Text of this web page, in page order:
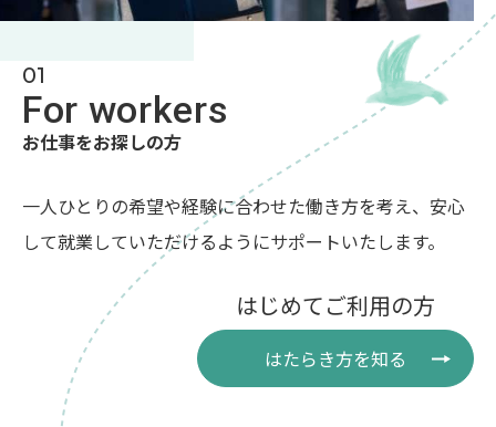
01
For workers
お仕事をお探しの方
一人ひとりの希望や経験に合わせた働き方を考え、 安心
して就業していただけるようにサポートいたします。
はじめてご利用の方
はたらき方を知る